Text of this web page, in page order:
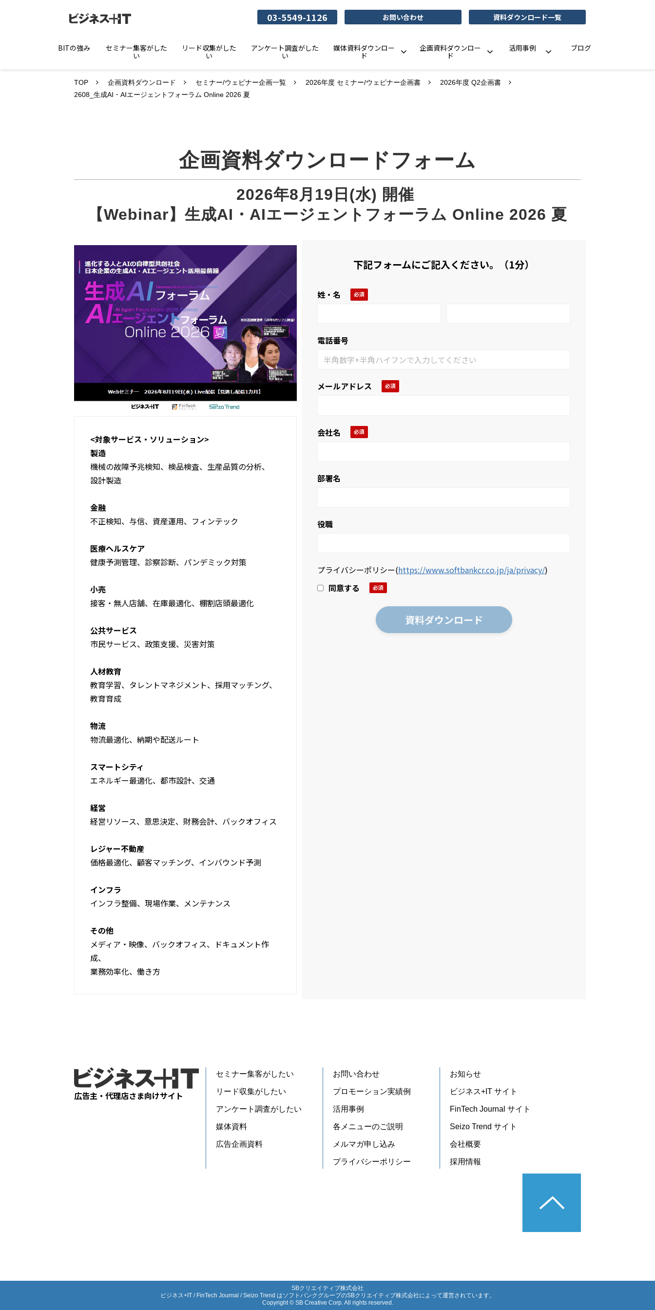
03-5549-1126 お問い合わせ 資料ダウンロード一覧
BITの強み
セミナー集客がした
い
リード収集がした
い
アンケート調査がした
い
媒体資料ダウンロー
ド
企画資料ダウンロー
ド
活用事例 ブログ
TOP 企画資料ダウンロード セミナー/ウェビナー企画一覧 2026年度 セミナー/ウェビナー企画書
2026年度 Q2企画書
2608_生成AI・AIエージェントフォーラム Online 2026 夏
企画資料ダウンロードフォーム
2026年8月19日(水) 開催
【Webinar】生成AI・AIエージェントフォーラム Online 2026 夏
<対象サービス・ソリューション>
製造
機械の故障予兆検知、検品検査、生産品質の分析、
設計製造
金融
不正検知、与信、資産運用、フィンテック
医療ヘルスケア
健康予測管理、診察診断、パンデミック対策
小売
接客・無人店舗、在庫最適化、棚割店頭最適化
公共サービス
市民サービス、政策支援、災害対策
人材教育
教育学習、タレントマネジメント、採用マッチング、
教育育成
物流
物流最適化、納期や配送ルート
スマートシティ
エネルギー最適化、都市設計、交通
経営
経営リソース、意思決定、財務会計、バックオフィス
レジャー不動産
価格最適化、顧客マッチング、インバウンド予測
インフラ
インフラ整備、現場作業、メンテナンス
その他
メディア・映像、バックオフィス、ドキュメント作
成、
業務効率化、働き方
下記フォームにご記入ください。（1分）
姓・名
電話番号
メールアドレス
会社名
部署名
役職
プライバシーポリシー(https://www.softbankcr.co.jp/ja/privacy/)
同意する
広告主・代理店さま向けサイト
セミナー集客がしたい
リード収集がしたい
アンケート調査がしたい
媒体資料
広告企画資料
お問い合わせ
プロモーション実績例
活用事例
各メニューのご説明
メルマガ申し込み
プライバシーポリシー
お知らせ
ビジネス+IT サイト
FinTech Journal サイト
Seizo Trend サイト
会社概要
採用情報
SBクリエイティブ株式会社
ビジネス+IT / FinTech Journal / Seizo Trend はソフトバンクグループのSBクリエイティブ株式会社によって運営されています。
Copyright © SB Creative Corp. All rights reserved.